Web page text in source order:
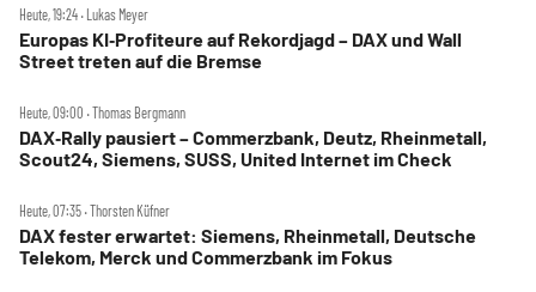
Heute, 19:24 ‧ Lukas Meyer
Europas KI‑Profiteure auf Rekordjagd – DAX und Wall
Street treten auf die Bremse
Heute, 09:00 ‧ Thomas Bergmann
DAX‑Rally pausiert – Commerzbank, Deutz, Rheinmetall,
Scout24, Siemens, SUSS, United Internet im Check
Heute, 07:35 ‧ Thorsten Küfner
DAX fester erwartet: Siemens, Rheinmetall, Deutsche
Telekom, Merck und Commerzbank im Fokus